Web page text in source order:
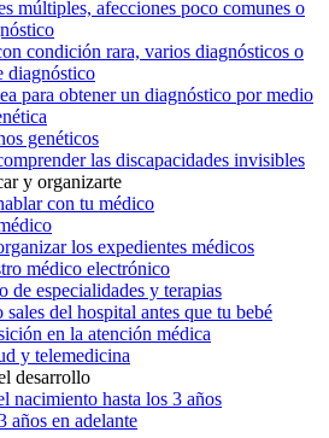
múltiples, afecciones poco comunes o
condición rara, varios diagnósticos o
diagnóstico
para obtener un diagnóstico por medio
genéticos
las discapacidades invisibles
y organizarte
con tu médico
los expedientes médicos
médico electrónico
de especialidades y terapias
sales del hospital antes que tu bebé
en la atención médica
y telemedicina
desarrollo
nacimiento hasta los 3 años
años en adelante